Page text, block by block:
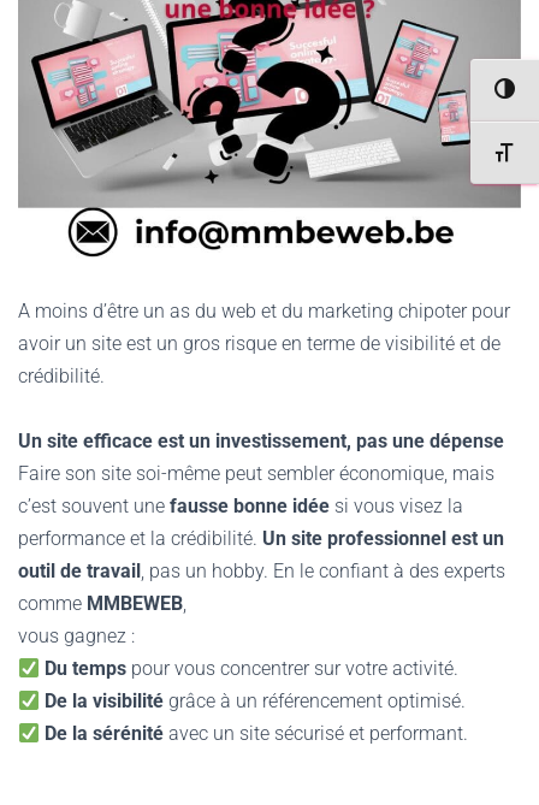
A moins d’être un as du web et du marketing chipoter pour
avoir un site est un gros risque en terme de visibilité et de
crédibilité.
Un site efficace est un investissement, pas une dépense
Faire son site soi-même peut sembler économique, mais
c’est souvent une fausse bonne idée si vous visez la
performance et la crédibilité. Un site professionnel est un
outil de travail, pas un hobby. En le confiant à des experts
comme MMBEWEB,
vous gagnez :
Du temps pour vous concentrer sur votre activité.
De la visibilité grâce à un référencement optimisé.
De la sérénité avec un site sécurisé et performant.